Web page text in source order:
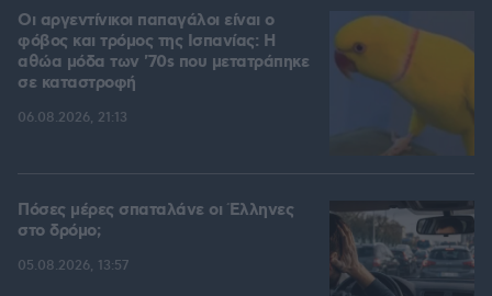
Οι αργεντίνικοι παπαγάλοι είναι ο
φόβος και τρόμος της Ισπανίας: Η
αθώα μόδα των '70s που μετατράπηκε
σε καταστροφή
06.08.2026, 21:13
Πόσες μέρες σπαταλάνε οι Έλληνες
στο δρόμο;
05.08.2026, 13:57